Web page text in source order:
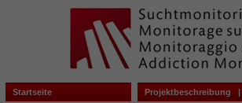
Startseite Projektbeschreibung |